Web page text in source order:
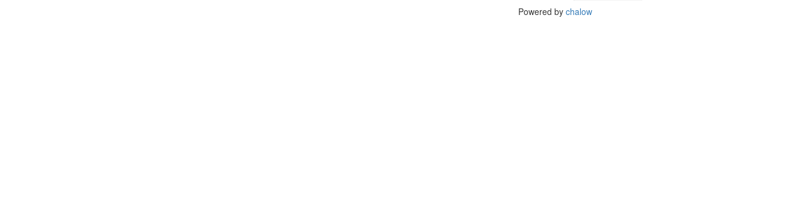
Powered by chalow